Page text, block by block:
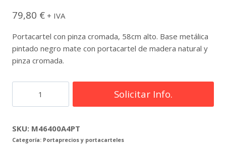
79,80 € + IVA
Portacartel con pinza cromada, 58cm alto. Base metálica
pintado negro mate con portacartel de madera natural y
pinza cromada.
cromada,
58cm
Solicitar Info.
SKU: M46400A4PT
Categoría: Portaprecios y portacarteles